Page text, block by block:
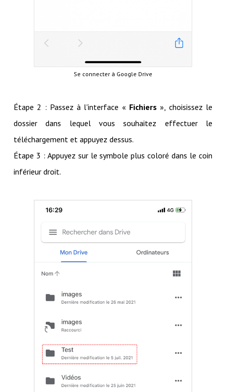
Se connecter à Google Drive
Étape 2 : Passez à l'interface « Fichiers», choisissez le
dossier dans lequel vous souhaitez effectuer le
téléchargement et appuyez dessus.
Étape 3 : Appuyez sur le symbole plus coloré dans le coin
inférieur droit.